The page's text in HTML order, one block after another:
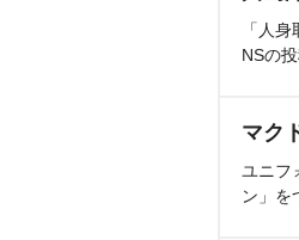
「人
NSの
マク
ユニフ
ン」を